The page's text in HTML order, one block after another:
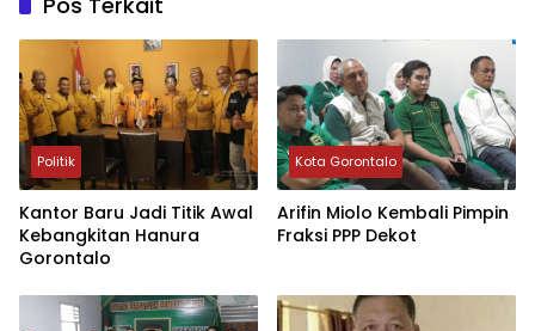
Politik
Kantor Baru Jadi Titik Awal
Kebangkitan Hanura
Gorontalo
Kota Gorontalo
Arifin Miolo Kembali Pimpin
Fraksi PPP Dekot